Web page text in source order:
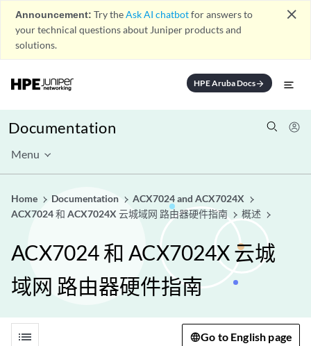
Announcement: Try theAsk AI chatbotfor answers to
your technical questions about Juniper products and
solutions.
close
HPE Aruba Docsarrow_forward
Documentation
Menu
Home Documentation
ACX7024 and ACX7024X
ACX7024 和 ACX7024X 云城域网 路由器硬件指南
概述
ACX7024 和 ACX7024X 云城
域网 路由器硬件指南
list Go to English page